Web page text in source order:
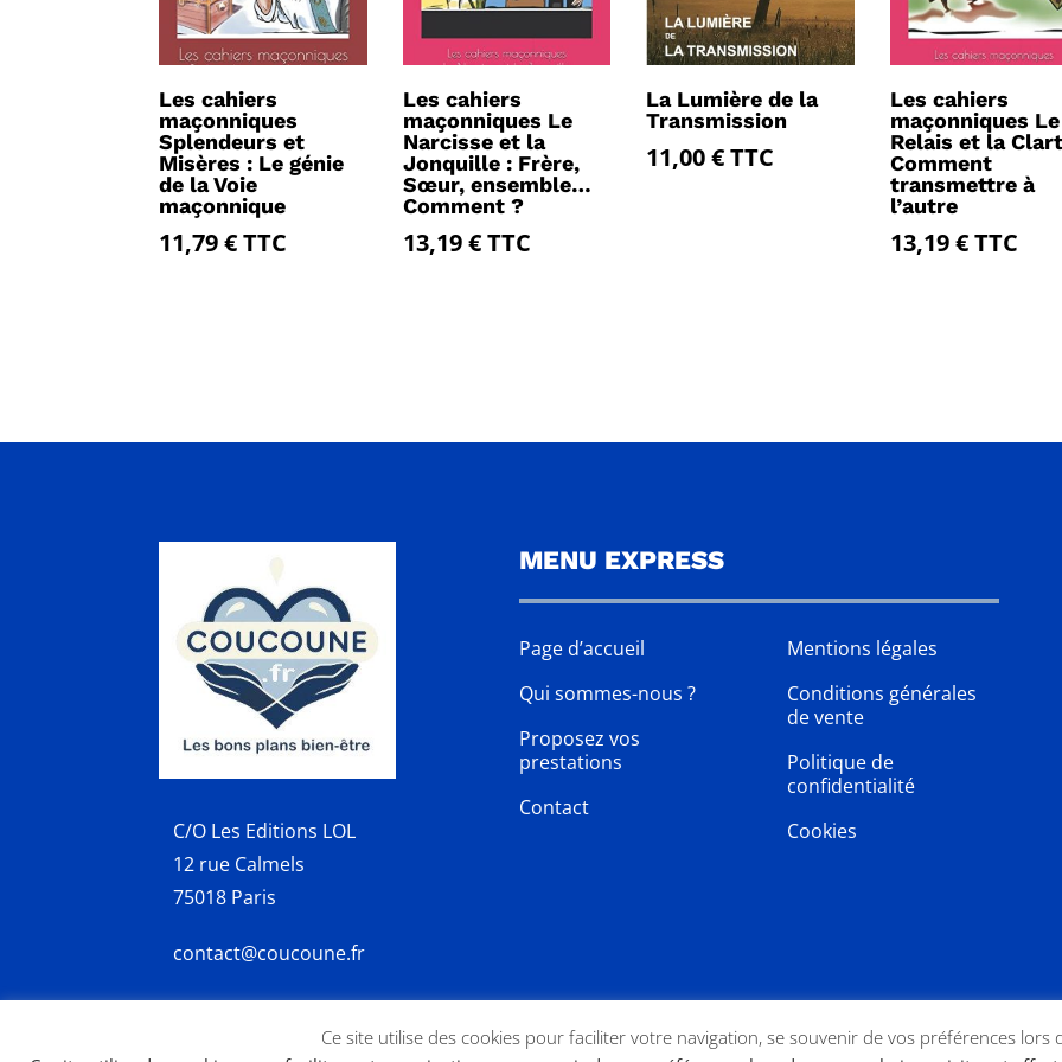
Les cahiers
maçonniques
Splendeurs et
Misères : Le génie
de la Voie
maçonnique
11,79€ TTC
Les cahiers
maçonniques Le
Narcisse et la
Jonquille : Frère,
Sœur, ensemble…
Comment ?
13,19€TTC
La Lumière de la
Transmission
11,00€TTC
Les cahiers
maçonniques Le
Relais et la
Comment
transmettre à
l’autre
13,19€TTC
C/O Les Editions LOL
12 rue Calmels
75018 Paris
contact@coucoune.fr
MENU EXPRESS
Page d’accueil
Qui sommes-nous ?
Proposez vos
prestations
Contact
Mentions légales
Conditions générales
de vente
Politique de
confidentialité
Cookies
Ce site utilise des cookies pour faciliter votre navigation, se souvenir de vos préférences lors